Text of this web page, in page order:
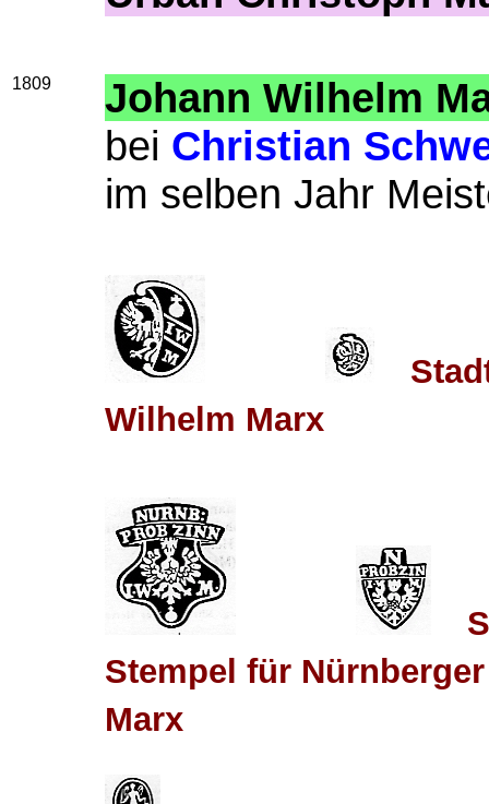
1809
Johann Wilhelm
bei Christian
im selben Jahr
Wilhelm Marx
Stempel für
Marx